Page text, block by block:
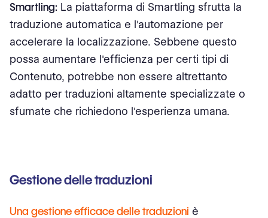
Smartling: La piattaforma di Smartling sfrutta la
traduzione automatica e l'automazione per
accelerare la localizzazione. Sebbene questo
possa aumentare l'efficienza per certi tipi di
Contenuto, potrebbe non essere altrettanto
adatto per traduzioni altamente specializzate o
sfumate che richiedono l'esperienza umana.
Gestione delle traduzioni
Una gestione efficace delle traduzioni è